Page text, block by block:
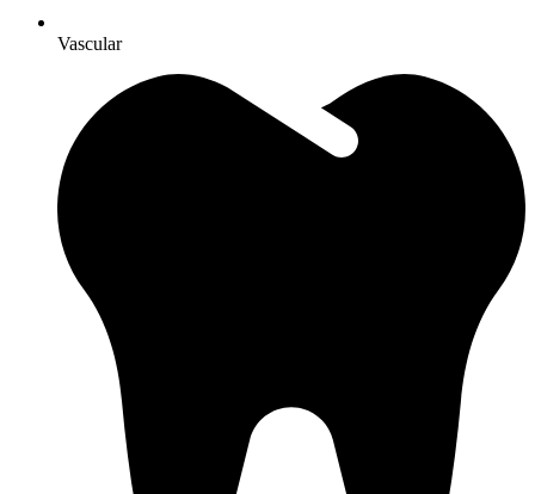
Vascular